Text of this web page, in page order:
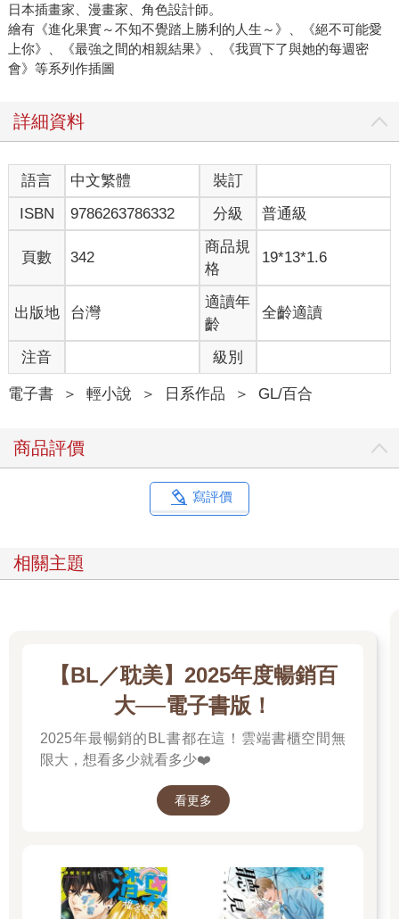
日本插畫家、漫畫家、角色設計師。
繪有《進化果實～不知不覺踏上勝利的人生～》、《絕不可能愛
上你》、《最強之間的相親結果》、《我買下了與她的每週密
會》等系列作插圖
詳細資料
語言 中文繁體
裝訂
ISBN
9786263786332 分級 普通級
頁數 342
商品規
格
19*13*1.6
出版地 台灣
適讀年
齡
全齡適讀
注音 級別
電子書 ＞ 輕小說 ＞ 日系作品 ＞ GL/百合
商品評價
寫評價
相關主題
【BL／耽美】2025年度暢銷百
大──電子書版！
2025年最暢銷的BL書都在這！雲端書櫃空間無
限大，想看多少就看多少❤️
看更多